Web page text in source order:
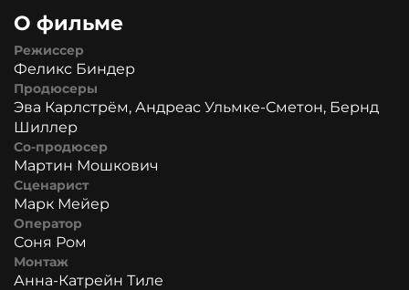
О фильме
Режиссер
Феликс Биндер
Продюсеры
Эва Карлстрём, Андреас Ульмке-Сметон, Бернд
Шиллер
Со-продюсер
Мартин Мошкович
Сценарист
Марк Мейер
Оператор
Соня Ром
Монтаж
Анна-Катрейн Тиле